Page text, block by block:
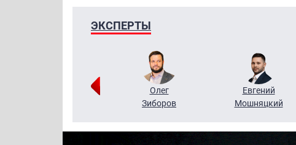
ЭКСПЕРТЫ
Олег
Зиборов
Евгений
Мошняцкий